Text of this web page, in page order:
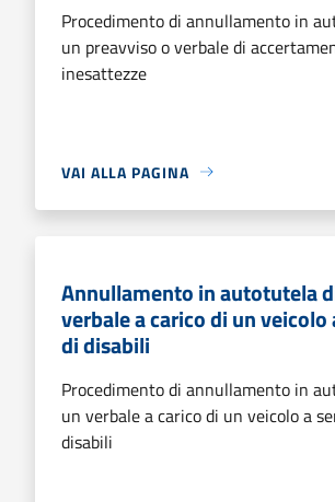
Procedimento di annullamento in
un preavviso o verbale di
inesattezze
VAI ALLA PAGINA
Annullamento in autotutela
verbale a carico di un veicolo
di disabili
Procedimento di annullamento in
un verbale a carico di un veicolo a
disabili